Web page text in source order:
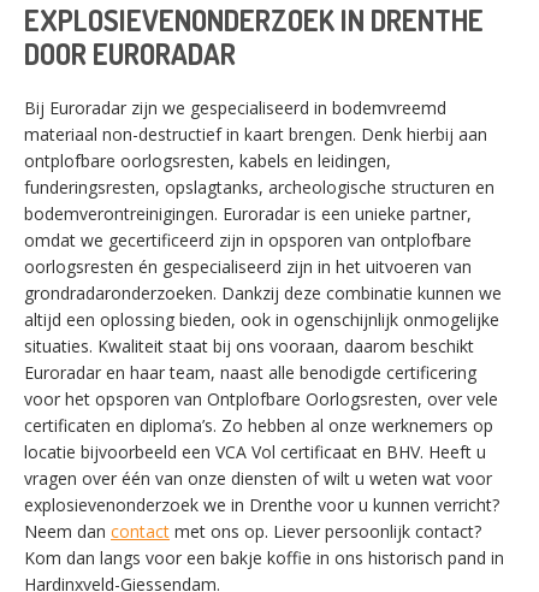
EXPLOSIEVENONDERZOEK IN DRENTHE
DOOR EURORADAR
Bij Euroradar zijn we gespecialiseerd in bodemvreemd
materiaal non-destructief in kaart brengen. Denk hierbij aan
ontplofbare oorlogsresten, kabels en leidingen,
funderingsresten, opslagtanks, archeologische structuren en
bodemverontreinigingen. Euroradar is een unieke partner,
omdat we gecertificeerd zijn in opsporen van ontplofbare
oorlogsresten én gespecialiseerd zijn in het uitvoeren van
grondradaronderzoeken. Dankzij deze combinatie kunnen we
altijd een oplossing bieden, ook in ogenschijnlijk onmogelijke
situaties. Kwaliteit staat bij ons vooraan, daarom beschikt
Euroradar en haar team, naast alle benodigde certificering
voor het opsporen van Ontplofbare Oorlogsresten, over vele
certificaten en diploma’s. Zo hebben al onze werknemers op
locatie bijvoorbeeld een VCA Vol certificaat en BHV. Heeft u
vragen over één van onze diensten of wilt u weten wat voor
explosievenonderzoek we in Drenthe voor u kunnen verricht?
Neem dan contact met ons op. Liever persoonlijk contact?
Kom dan langs voor een bakje koffie in ons historisch pand in
Hardinxveld-Giessendam.
SWITCH THE LANGUAGE